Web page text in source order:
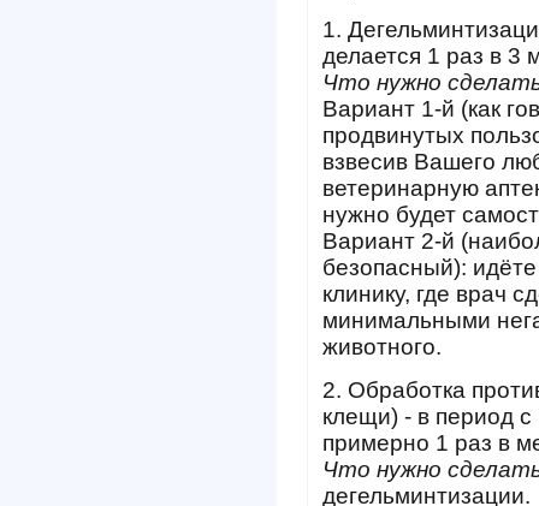
1.
делается 1 раз в 3
Что нужно
Вариант 1-й (как
продвинутых
взвесив Вашего
ветеринарную
нужно будет
Вариант 2-й
безопасный):
клинику, где врач
минимальными
животного.
2. Обработка
клещи) - в период
примерно 1 раз в
Что нужно
дегельминтизации.